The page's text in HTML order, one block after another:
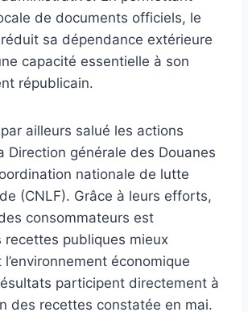
de documents officiels, le
sa dépendance extérieure
capacité essentielle à son
républicain.
ailleurs salué les actions
Direction générale des Douanes
nationale de lutte
(CNLF). Grâce à leurs efforts,
consommateurs est
recettes publiques mieux
économique
participent directement à
des recettes constatée en mai.